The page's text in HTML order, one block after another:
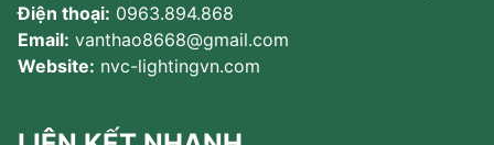
Điện thoại: 0963.894.868
Email: vanthao8668@gmail.com
Website: nvc-lightingvn.com